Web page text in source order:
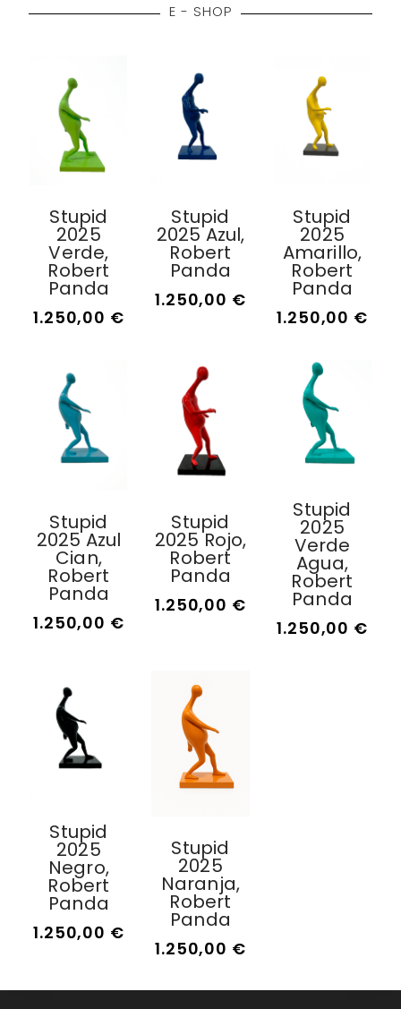
E - SHOP
Stupid
2025
Verde,
Robert
Panda
1.250,00 €
Stupid
2025 Azul,
Robert
Panda
1.250,00 €
Stupid
2025
Amarillo,
Robert
Panda
1.250,00 €
Stupid
2025 Azul
Cian,
Robert
Panda
1.250,00 €
Stupid
2025 Rojo,
Robert
Panda
1.250,00 €
Stupid
2025
Verde
Agua,
Robert
Panda
1.250,00 €
Stupid
2025
Negro,
Robert
Panda
1.250,00 €
Stupid
2025
Naranja,
Robert
Panda
1.250,00 €